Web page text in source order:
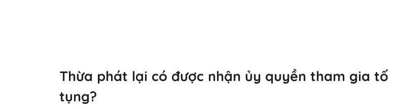
Thừa phát lại có được nhận ủy quyền tham gia tố
tụng?